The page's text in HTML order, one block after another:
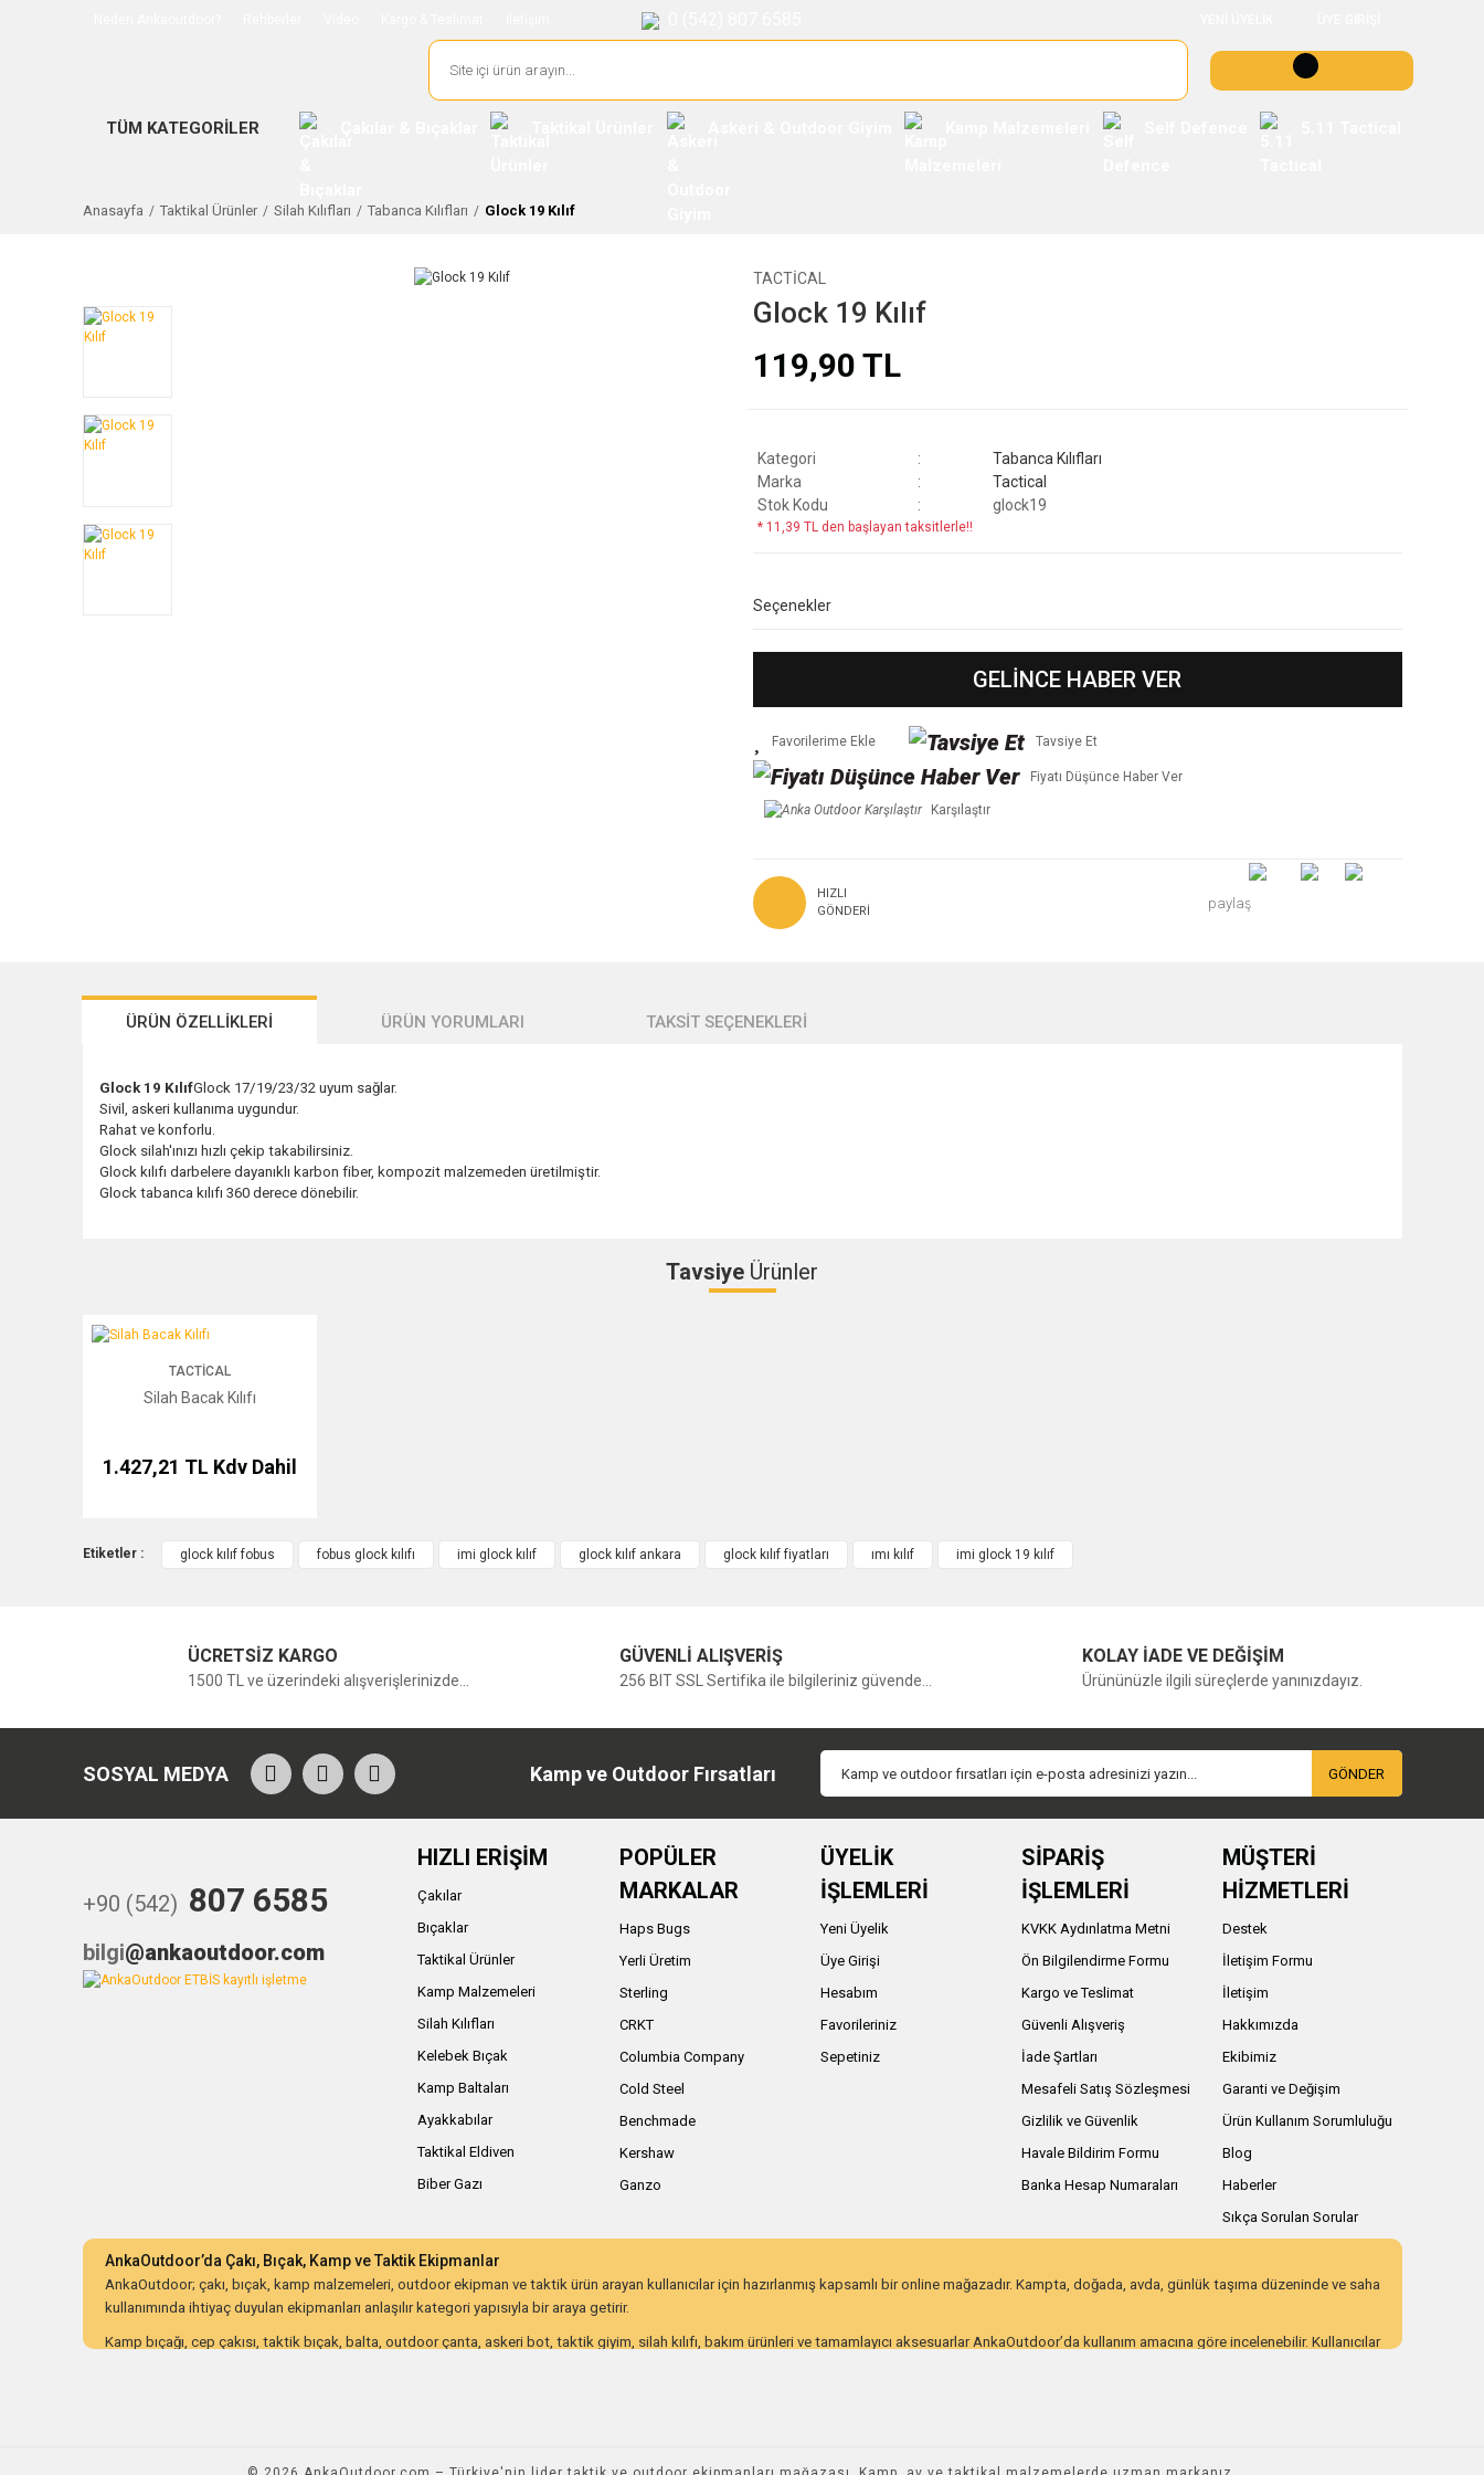
TÜM KATEGORİLER
Anasayfa Taktikal Ürünler Silah Kılıfları Tabanca Kılıfları Glock 19 Kılıf
TACTICAL
Glock 19 Kılıf
119,90 TL
Kategori
Tabanca Kılıfları
Marka
Tactical
Stok Kodu
glock19
* 11,39 TL den başlayan taksitlerle!!
Seçenekler
GELİNCE HABER VER
Tavsiye Et
Fiyatı Düşünce Haber Ver
Karşılaştır
HIZLI
GÖNDERI
paylaş
ÜRÜN ÖZELLİKLERİ ÜRÜN YORUMLARI TAKSİT SEÇENEKLERİ
Glock 19 KılıfGlock 17/19/23/32 uyum sağlar.
Sivil, askeri kullanıma uygundur.
Rahat ve konforlu.
Glock silah'ınızı hızlı çekip takabilirsiniz.
Glock kılıfı darbelere dayanıklı karbon fiber, kompozit malzemeden üretilmiştir.
Glock tabanca kılıfı 360 derece dönebilir.
Tavsiye Ürünler
Silah Bacak Kılıfı
TACTICAL
Silah Bacak Kılıfı
1.427,21 TL Kdv Dahil
Etiketler : glock kılıf fobus fobus glock kılıfı imi glock kılıf glock kılıf ankara glock kılıf fiyatları ımı kılıf imi glock 19 kılıf
ÜCRETSİZ KARGO
1500 TL ve üzerindeki alışverişlerinizde...
GÜVENLİ ALIŞVERİŞ
256 BIT SSL Sertifika ile bilgileriniz güvende...
KOLAY İADE VE DEĞİŞİM
Ürününüzle ilgili süreçlerde yanınızdayız.
SOSYAL MEDYA Kamp ve Outdoor Fırsatları GÖNDER
+90 (542) 807 6585
bilgi@ankaoutdoor.com
HIZLI ERİŞİM
Çakılar
Bıçaklar
Taktikal Ürünler
Kamp Malzemeleri
Silah Kılıfları
Kelebek Bıçak
Kamp Baltaları
Ayakkabılar
Taktikal Eldiven
Biber Gazı
POPÜLER
MARKALAR
Haps Bugs
Yerli Üretim
Sterling
CRKT
Columbia Company
Cold Steel
Benchmade
Kershaw
Ganzo
ÜYELİK
İŞLEMLERİ
Yeni Üyelik
Üye Girişi
Hesabım
Favorileriniz
Sepetiniz
SİPARİŞ
İŞLEMLERİ
KVKK Aydınlatma Metni
Ön Bilgilendirme Formu
Kargo ve Teslimat
Güvenli Alışveriş
İade Şartları
Mesafeli Satış Sözleşmesi
Gizlilik ve Güvenlik
Havale Bildirim Formu
Banka Hesap Numaraları
MÜŞTERİ
HİZMETLERİ
Destek
İletişim Formu
İletişim
Hakkımızda
Ekibimiz
Garanti ve Değişim
Ürün Kullanım Sorumluluğu
Blog
Haberler
Sıkça Sorulan Sorular
AnkaOutdoor’da Çakı, Bıçak, Kamp ve Taktik Ekipmanlar
AnkaOutdoor; çakı, bıçak, kamp malzemeleri, outdoor ekipman ve taktik ürün arayan kullanıcılar için hazırlanmış kapsamlı bir online mağazadır. Kampta, doğada, avda, günlük taşıma düzeninde ve saha
kullanımında ihtiyaç duyulan ekipmanları anlaşılır kategori yapısıyla bir araya getirir.
Kamp bıçağı, cep çakısı, taktik bıçak, balta, outdoor çanta, askeri bot, taktik giyim, silah kılıfı, bakım ürünleri ve tamamlayıcı aksesuarlar AnkaOutdoor’da kullanım amacına göre incelenebilir. Kullanıcılar